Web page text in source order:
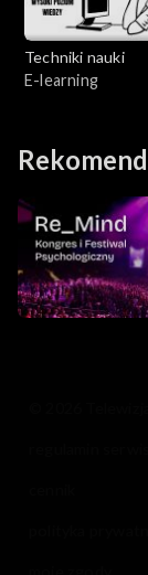
Techniki nauki
E-learning